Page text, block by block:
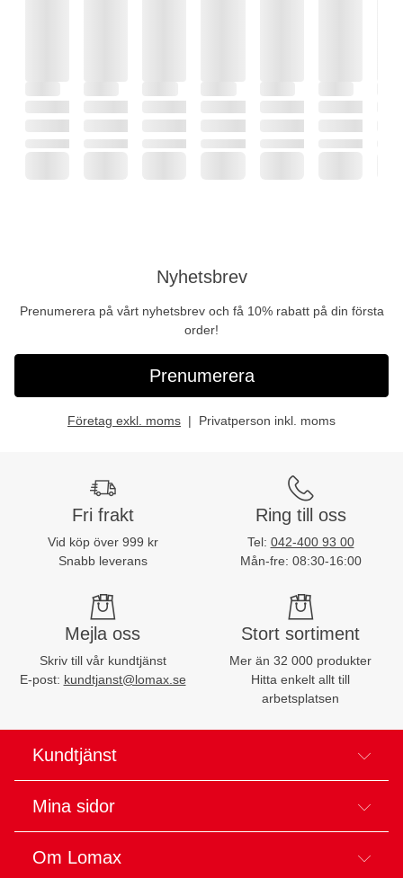
Nyhetsbrev
Prenumerera på vårt nyhetsbrev och få 10% rabatt på din första
order!
Prenumerera
Företag exkl. moms Privatperson inkl. moms
Fri frakt
Vid köp över 999 kr
Snabb leverans
Ring till oss
Tel: 042-400 93 00
Mån-fre: 08:30-16:00
Mejla oss
Skriv till vår kundtjänst
E-post: kundtjanst@lomax.se
Stort sortiment
Mer än 32 000 produkter
Hitta enkelt allt till
arbetsplatsen
Kundtjänst
Mina sidor
Om Lomax